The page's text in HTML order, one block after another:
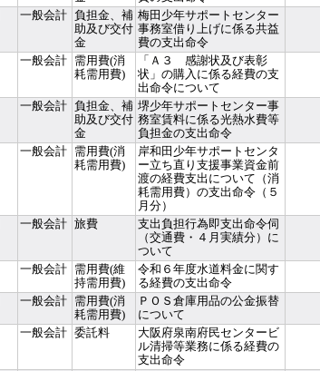
一般会計 負担金、補
助及び交付
金
梅田少年サポートセンター
事務室借り上げに係る共益
費の支出命令
一般会計
需用費(消
耗需用費)
「Ａ３ 感謝状及び表彰
状」の購入に係る経費の支
出命令について
一般会計 負担金、補
助及び交付
金
堺少年サポートセンター事
務室賃料に係る光熱水費等
負担金の支出命令
一般会計
需用費(消
耗需用費)
岸和田少年サポートセンタ
ー立ち直り支援事業資金前
渡の経費支出について（消
耗需用費）の支出命令（５
月分）
一般会計 旅費
支出負担行為即支出命令伺
（交通費・４月実績分）に
ついて
一般会計
需用費(維
持需用費)
令和６年度水道料金に関す
る経費の支出命令
一般会計
需用費(消
耗需用費)
ＰＯＳ倉庫用品の公金振替
について
一般会計 委託料
大阪府泉南府民センタービ
ル清掃等業務に係る経費の
支出命令